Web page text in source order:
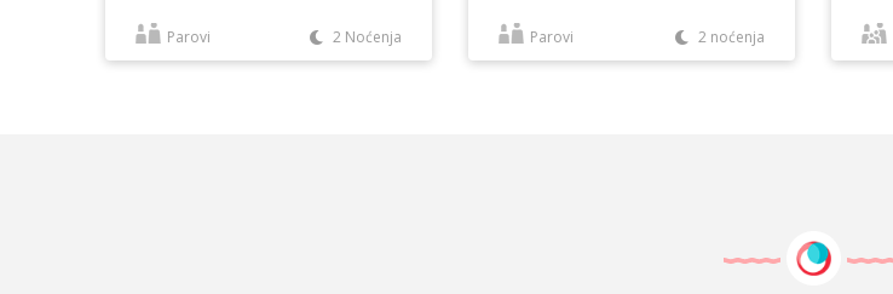
Parovi 2 Noćenja Parovi 2 noćenja